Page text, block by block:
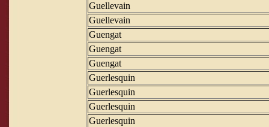
Guellevain
Guellevain
Guengat
Guengat
Guengat
Guerlesquin
Guerlesquin
Guerlesquin
Guerlesquin